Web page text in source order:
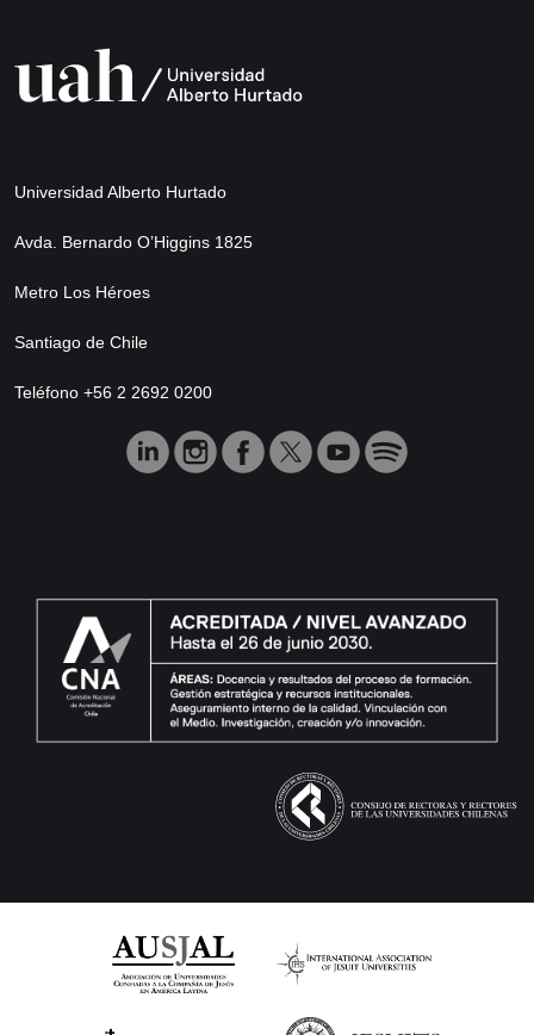
Universidad Alberto Hurtado
Avda. Bernardo O’Higgins 1825
Metro Los Héroes
Santiago de Chile
Teléfono +56 2 2692 0200